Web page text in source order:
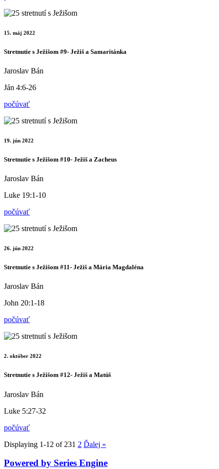
15. máj 2022
Stretnutie s Ježišom #9- Ježiš a Samaritánka
Jaroslav Bán
Ján 4:6-26
počúvať
19. jún 2022
Stretnutie s Ježišom #10- Ježiš a Zacheus
Jaroslav Bán
Luke 19:1-10
počúvať
26. jún 2022
Stretnutie s Ježišom #11- Ježiš a Mária Magdaléna
Jaroslav Bán
John 20:1-18
počúvať
2. október 2022
Stretnutie s Ježišom #12- Ježiš a Matúš
Jaroslav Bán
Luke 5:27-32
počúvať
Displaying 1-12 of 231 2 Ďalej »
Powered by Series Engine